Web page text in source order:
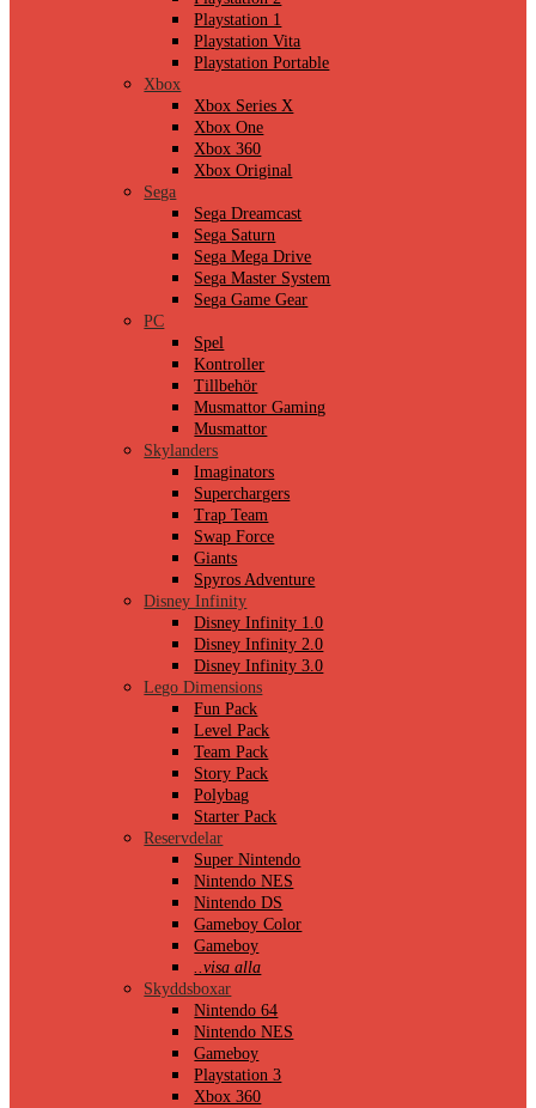
Playstation 1
Playstation Vita
Playstation Portable
Xbox
Xbox Series X
Xbox One
Xbox 360
Xbox Original
Sega
Sega Dreamcast
Sega Saturn
Sega Mega Drive
Sega Master System
Sega Game Gear
PC
Spel
Kontroller
Tillbehör
Musmattor Gaming
Musmattor
Skylanders
Imaginators
Superchargers
Trap Team
Swap Force
Giants
Spyros Adventure
Disney Infinity
Disney Infinity 1.0
Disney Infinity 2.0
Disney Infinity 3.0
Lego Dimensions
Fun Pack
Level Pack
Team Pack
Story Pack
Polybag
Starter Pack
Reservdelar
Super Nintendo
Nintendo NES
Nintendo DS
Gameboy Color
Gameboy
..visa alla
Skyddsboxar
Nintendo 64
Nintendo NES
Gameboy
Playstation 3
Xbox 360